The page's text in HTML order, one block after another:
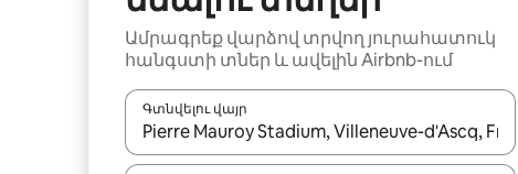
Ամրագրեք վարձով տրվող յուրահատուկ
հանգստի տներ և ավելին Airbnb-ում
Գտնվելու վայր
Երբ արդյունքները հասանելի լինեն,